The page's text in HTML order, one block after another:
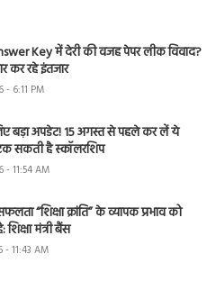
Key में देरी की वजह पेपर लीक विवाद?
कर रहे इंतजार
- 6:11 PM
बड़ा अपडेट! 15 अगस्त से पहले कर लें ये
सकती है स्कॉलरशिप
- 11:54 AM
“शिक्षा क्रांति” के व्यापक प्रभाव को
मंत्री बैंस
- 11:43 AM